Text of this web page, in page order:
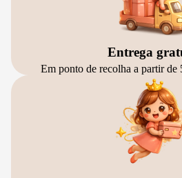
Entrega
Em ponto de recolha a partir de